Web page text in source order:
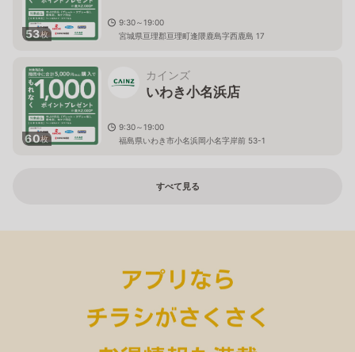
53枚
9:30～19:00
宮城県亘理郡亘理町逢隈鹿島字西鹿島 17
60枚
カインズ
いわき小名浜店
9:30～19:00
福島県いわき市小名浜岡小名字岸前 53-1
すべて見る